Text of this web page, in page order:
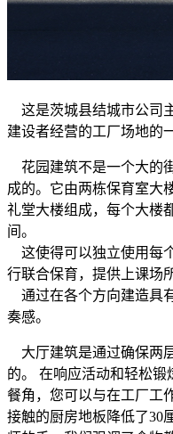
这是茨城县结城市公司
建设者经营的工厂场地的
花园建筑不是一个大的
成的。它由两栋保育室大
礼堂大楼组成，每个大楼
间。
这使得可以独立使用每
行联合保育，提供上课场
通过在各个方向建造具
奏感。
大厅建筑是通过确保两
的。 在响应活动和轻松
餐角，您可以与在工厂工
接触的厨房地板降低了30